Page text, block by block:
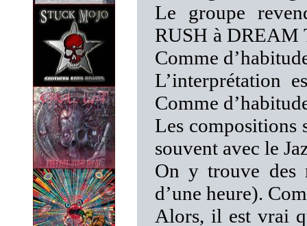
Le groupe
RUSH à DREAM
Comme
L’interprétation
Comme
Les compositions
souvent avec le
On y trouve des
d’une heure).
Alors, il est vrai